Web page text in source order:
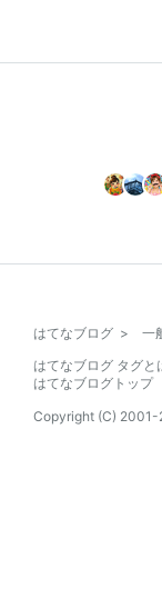
はてなブログ > 一
はてなブログ タグと
はてなブログトップ
Copyright (C) 2001-